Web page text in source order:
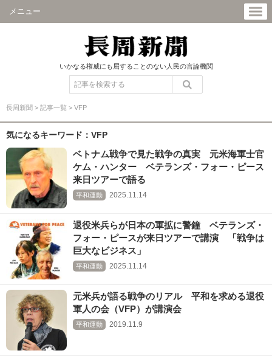
メニュー
いかなる権威にも屈することのない人民の言論機関
長周新聞 > 記事一覧 > VFP
気になるキーワード：VFP
ベトナム戦争で見た戦争の真実 元米海軍士官
ケム・ハンター ベテランズ・フォー・ピース
来日ツアーで語る
平和運動 2025.11.14
退役米兵らが日本の軍拡に警鐘 ベテランズ・
フォー・ピースが来日ツアーで講演 「戦争は
巨大なビジネス」
平和運動 2025.11.14
元米兵が語る戦争のリアル 平和を求める退役
軍人の会（VFP）が講演会
平和運動 2019.11.9